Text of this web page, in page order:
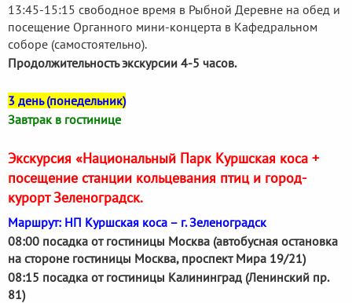
13:45-15:15 свободное время в Рыбной Деревне на обед и
посещение Органного мини-концерта в Кафедральном
соборе (самостоятельно).
Продолжительность экскурсии 4-5 часов.
3 день (понедельник)
Завтрак в гостинице
Экскурсия «Национальный Парк Куршская коса +
посещение станции кольцевания птиц и город-
курорт Зеленоградск.
Маршрут: НП Куршская коса – г. Зеленоградск
08:00 посадка от гостиницы Москва (автобусная остановка
на стороне гостиницы Москва, проспект Мира 19/21)
08:15 посадка от гостиницы Калининград (Ленинский пр.
81)